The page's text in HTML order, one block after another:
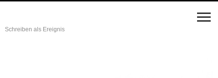
Schreiben als Ereignis